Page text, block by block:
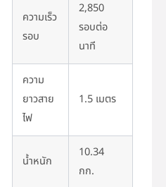
ความเร็ว
รอบ
2,850
รอบต่อ
นาที
ความ
ยาวสาย
ไฟ
1.5 เมตร
น้ำหนัก
10.34
กก.